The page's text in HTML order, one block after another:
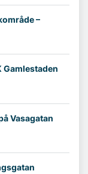
–
Gamlestaden
Vasagatan